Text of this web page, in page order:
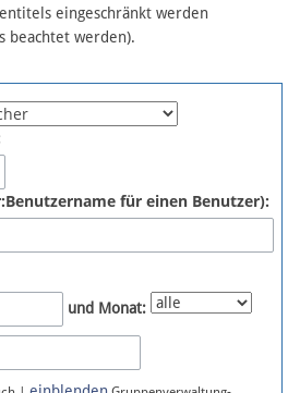
eingeschränkt werden
beachtet werden).
für einen Benutzer):
und Monat: